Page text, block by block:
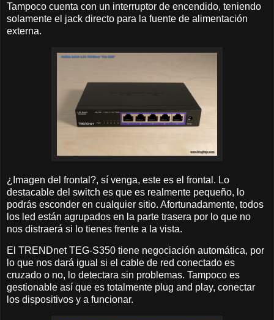
Tampoco cuenta con un interruptor de encendido, teniendo
solamente el jack directo para la fuente de alimentación
externa.
¿Imagen del frontal?, sí venga, este es el frontal. Lo
destacable del switch es que es realmente pequeño, lo
podrás esconder en cualquier sitio. Afortunadamente, todos
los led están agrupados en la parte trasera por lo que no
nos distraerá si lo tienes frente a la vista.
El TRENDnet TEG-S350 tiene negociación automática, por
lo que nos dará igual si el cable de red conectado es
cruzado o no, lo detectara sin problemas. Tampoco es
gestionable así que es totalmente plug and play, conectar
los dispositivos y a funcionar.